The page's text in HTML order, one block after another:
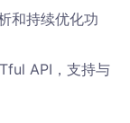
和持续优化功
API，支持与